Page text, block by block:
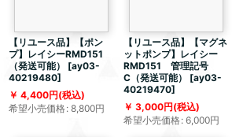
【リユース品】【ポン
プ】レイシーRMD151
（発送可能）
[ay03-
40219480]
4,400円(税込)
希望小売価格: 8,800円
【リユース品】【マグネ
ットポンプ】レイシー
RMD151 管理記号
C（発送可能）
[ay03-
40219470]
3,000円(税込)
希望小売価格: 6,000円